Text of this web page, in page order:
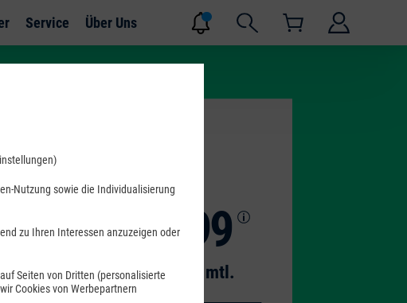
Service Über Uns
59 99
€ mtl.
Nutzung sowie die Individualisierung
zu Ihren Interessen anzuzeigen oder
Seiten von Dritten (personalisierte
Cookies von Werbepartnern